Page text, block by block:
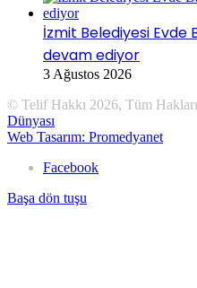
İzmit Belediyesi Evde
devam ediyor
3 Ağustos 2026
© Telif Hakkı 2026, Tüm
Dünyası
Web Tasarım: Promedyanet
Facebook
Başa dön tuşu